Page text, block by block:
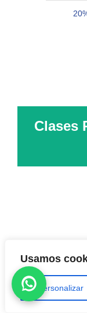
Usamos
Personalizar
Clases